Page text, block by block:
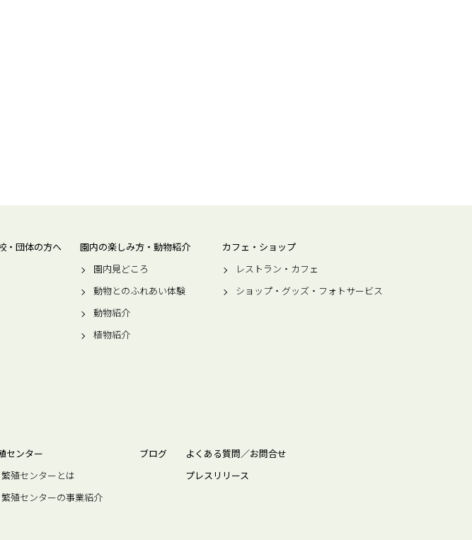
・団体の方へ
園内の楽しみ方・動物紹介
園内見どころ
動物とのふれあい体験
動物紹介
植物紹介
カフェ・ショップ
レストラン・カフェ
ショップ・グッズ・フォトサービス
センター
繁殖センターとは
繁殖センターの事業紹介
ブログ
よくある質問／お問合せ
プレスリリース